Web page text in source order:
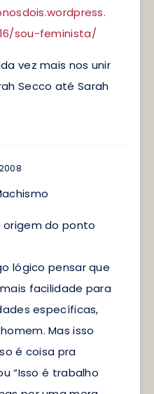
sou-feminista/
vez mais nos unir
Secco até Sarah
origem do ponto
lógico pensar que
facilidade para
específicas,
Mas isso
é coisa pra
“Isso é trabalho